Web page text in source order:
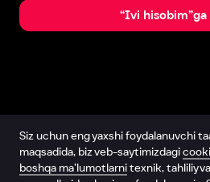
“Ivi hisobim”ga
Siz uchun eng yaxshi foydalanuvchi
maqsadida, biz veb-saytimizdagi
boshqa ma’lumotlarnitexnik, tahliliy